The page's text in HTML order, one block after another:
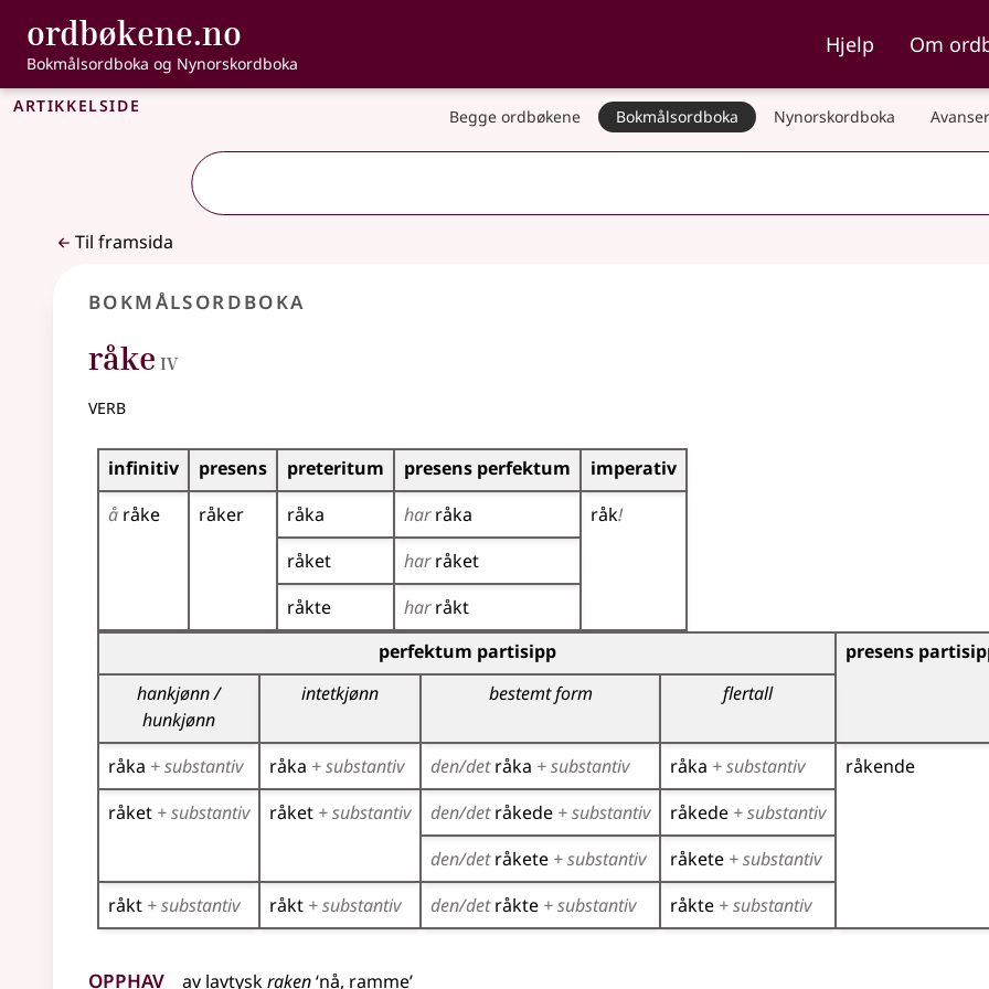
Gå til hovudinnhald
Tilgjenge
ordbøkene.no , Bokmålsordboka og Nynorskordboka
Bokmålsordboka og Nynorskordboka
Hjelp Om
Artikkelside Begge ordbøkene Bokmålsordboka Nynorskordboka
Til framsida
Bokmålsordboka
råke IV
verb
Bøyingstabell for dette verbet
infinitiv presens preteritum presens perfektum
imperativ
å råke råker råka harråka råk!
råket
harråket
råkte
harråkt
Bøyingstabell for dette verbet (partisippformer)
perfektum partisipp
presens
hankjønn /
hunkjønn
intetkjønn bestemt form flertall
råka + substantiv råka + substantiv den/detråka + substantiv råka + substantiv
råkende
råket + substantiv råket + substantiv den/detråkede + substantiv råkede + substantiv
den/detråkete + substantiv råkete + substantiv
råkt + substantiv råkt + substantiv den/detråkte + substantiv råkte + substantiv
Opphav av lavtyskraken‘nå, ramme’